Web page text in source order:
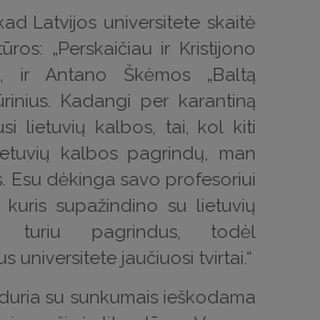
Latvijos universitete skaitė
„Perskaičiau ir Kristijono
ir Antano Škėmos „Baltą
Kadangi per karantiną
lietuvių kalbos, tai, kol kiti
kalbos pagrindų, man
Esu dėkinga savo profesoriui
kuris supažindino su lietuvių
turiu pagrindus, todėl
universitete jaučiuosi tvirtai.“
su sunkumais ieškodama